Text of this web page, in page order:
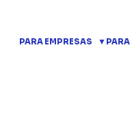
PARA EMPRESAS PARA